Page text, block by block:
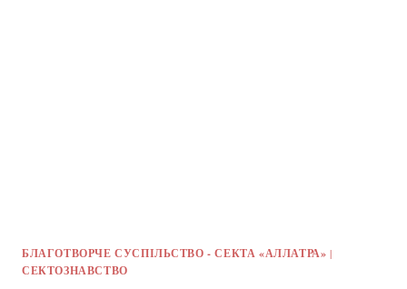
БЛАГОТВОРЧЕ СУСПІЛЬСТВО - СЕКТА «АЛЛАТРА» |
СЕКТОЗНАВСТВО